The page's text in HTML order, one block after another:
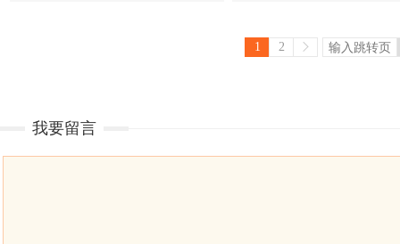
1 2
我要留言